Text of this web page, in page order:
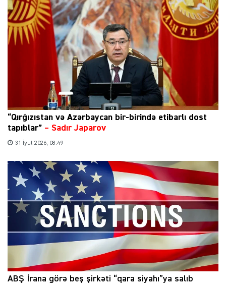
“Qırğızıstan və Azərbaycan bir-birində etibarlı dost
tapıblar” – Sadır Japarov
31 İyul 2026, 08:49
ABŞ İrana görə beş şirkəti “qara siyahı”ya salıb